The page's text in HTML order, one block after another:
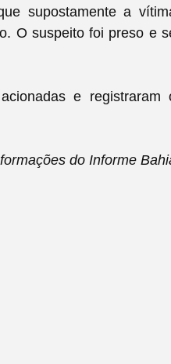
supostamente a
O suspeito foi preso e
e registraram
do Informe